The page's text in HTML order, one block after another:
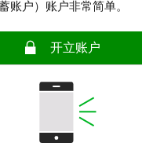
账户）账户非常简单。
安全
开立账户